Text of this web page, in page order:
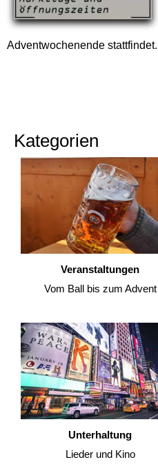
Adventwochenende stattfindet.
Kategorien
Veranstaltungen
Vom Ball bis zum Advent
Unterhaltung
Lieder und Kino